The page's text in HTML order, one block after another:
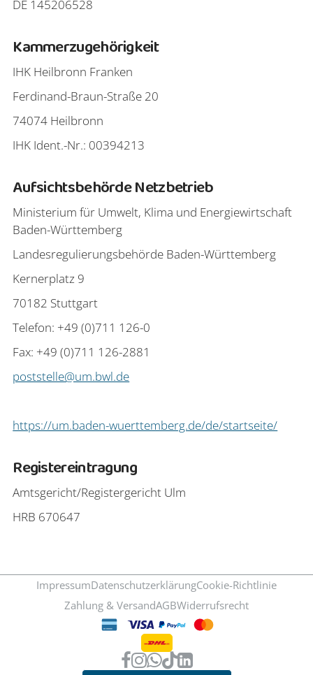
DE 145206528
Kammerzugehörigkeit
IHK Heilbronn Franken
Ferdinand-Braun-Straße 20
74074 Heilbronn
IHK Ident.-Nr.: 00394213
Aufsichtsbehörde Netzbetrieb
Ministerium für Umwelt, Klima und Energiewirtschaft
Baden-Württemberg
Landesregulierungsbehörde Baden-Württemberg
Kernerplatz 9
70182 Stuttgart
Telefon: +49 (0)711 126-0
Fax: +49 (0)711 126-2881
poststelle@um.bwl.de
https://um.baden-wuerttemberg.de/de/startseite/
Registereintragung
Amtsgericht/Registergericht Ulm
HRB 670647
ImpressumDatenschutzerklärungCookie-Richtlinie
Zahlung & VersandAGBWiderrufsrecht